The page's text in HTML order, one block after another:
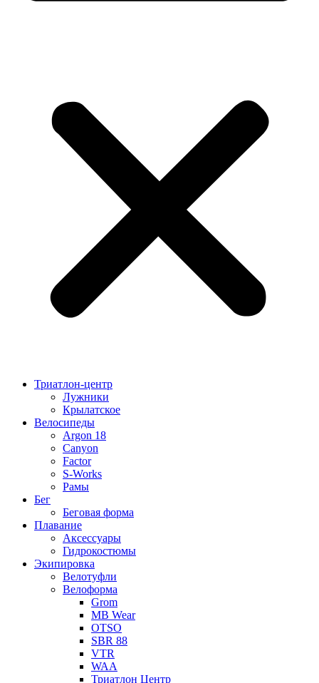
Триатлон-центр
Лужники
Крылатское
Велосипеды
Argon 18
Canyon
Factor
S-Works
Рамы
Бег
Беговая форма
Плавание
Аксессуары
Гидрокостюмы
Экипировка
Велотуфли
Велоформа
Grom
MB Wear
OTSO
SBR 88
VTR
WAA
Триатлон Центр